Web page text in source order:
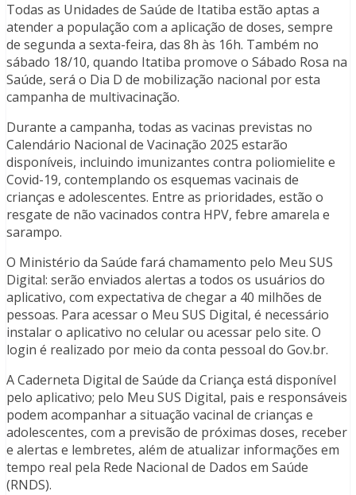
Todas as Unidades de Saúde de Itatiba estão aptas a
atender a população com a aplicação de doses, sempre
de segunda a sexta-feira, das 8h às 16h. Também no
sábado 18/10, quando Itatiba promove o Sábado Rosa na
Saúde, será o Dia D de mobilização nacional por esta
campanha de multivacinação.
Durante a campanha, todas as vacinas previstas no
Calendário Nacional de Vacinação 2025 estarão
disponíveis, incluindo imunizantes contra poliomielite e
Covid-19, contemplando os esquemas vacinais de
crianças e adolescentes. Entre as prioridades, estão o
resgate de não vacinados contra HPV, febre amarela e
sarampo.
O Ministério da Saúde fará chamamento pelo Meu SUS
Digital: serão enviados alertas a todos os usuários do
aplicativo, com expectativa de chegar a 40 milhões de
pessoas. Para acessar o Meu SUS Digital, é necessário
instalar o aplicativo no celular ou acessar pelo site. O
login é realizado por meio da conta pessoal do Gov.br.
A Caderneta Digital de Saúde da Criança está disponível
pelo aplicativo; pelo Meu SUS Digital, pais e responsáveis
podem acompanhar a situação vacinal de crianças e
adolescentes, com a previsão de próximas doses, receber
e alertas e lembretes, além de atualizar informações em
tempo real pela Rede Nacional de Dados em Saúde
(RNDS).